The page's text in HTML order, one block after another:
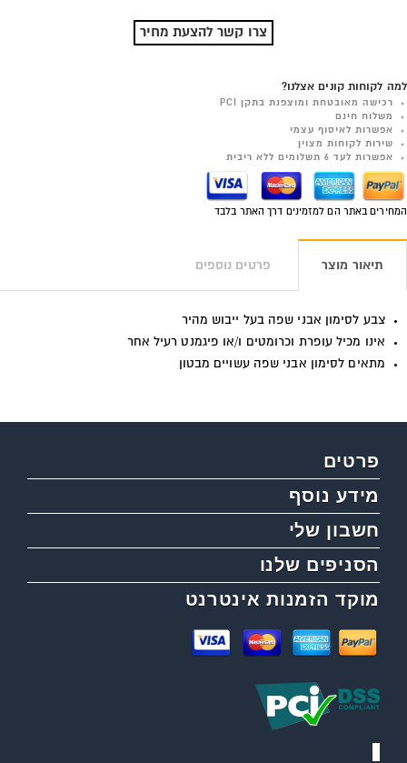
צרו קשר להצעת מחיר
למה לקוחות קונים אצלנו?
רכישה מאובטחת ומוצפנת בתקן PCI
משלוח חינם
אפשרות לאיסוף עצמי
שירות לקוחות מצוין
אפשרות לעד 6 תשלומים ללא ריבית
המחירים באתר הם למזמינים דרך האתר בלבד
תיאור מוצר פרטים נוספים
צבע לסימון אבני שפה בעל ייבוש מהיר
אינו מכיל עופרת וכרומטים ו/או פיגמנט רעיל אחר
מתאים לסימון אבני שפה עשויים מבטון
פרטים
מידע נוסף
חשבון שלי
הסניפים שלנו
מוקד הזמנות אינטרנט